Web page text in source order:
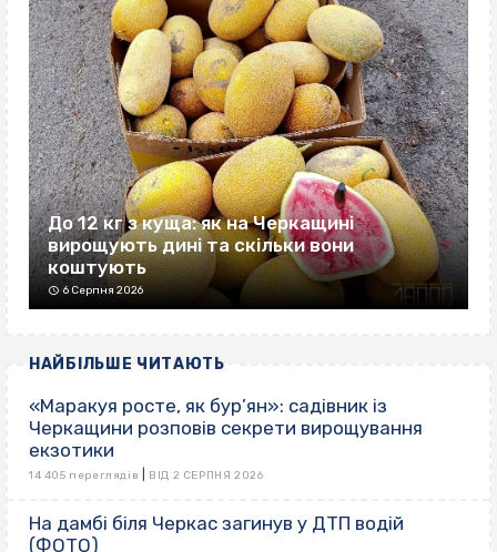
До 12 кг з куща: як на Черкащині
вирощують дині та скільки вони
коштують
6 Серпня 2026
НАЙБІЛЬШЕ ЧИТАЮТЬ
«Маракуя росте, як бур’ян»: садівник із
Черкащини розповів секрети вирощування
екзотики
14 405 переглядів ВІД 2 СЕРПНЯ 2026
На дамбі біля Черкас загинув у ДТП водій
(ФОТО)